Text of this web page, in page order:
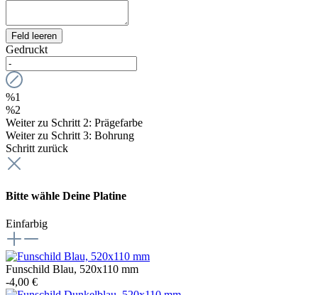
Feld leeren
Gedruckt
%1
%2
Weiter zu Schritt 2: Prägefarbe
Weiter zu Schritt 3: Bohrung
Schritt zurück
Bitte wähle Deine Platine
Einfarbig
Funschild Blau, 520x110 mm
-4,00 €